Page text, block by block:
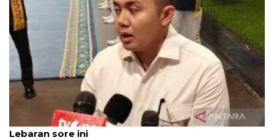
Prabowo gelar Sidang Kabinet Paripurna soal
Lebaran sore ini